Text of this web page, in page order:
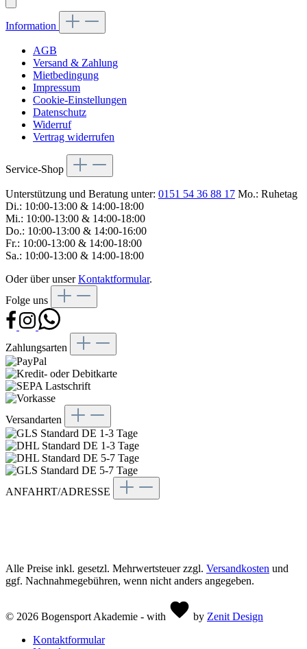
Information
AGB
Versand & Zahlung
Mietbedingung
Impressum
Cookie-Einstellungen
Datenschutz
Widerruf
Vertrag widerrufen
Service-Shop
Unterstützung und Beratung unter: 0151 54 36 88 17 Mo.: Ruhetag
Di.: 10:00-13:00 & 14:00-18:00
Mi.: 10:00-13:00 & 14:00-18:00
Do.: 10:00-13:00 & 14:00-16:00
Fr.: 10:00-13:00 & 14:00-18:00
Sa.: 10:00-13:00 & 14:00-18:00
Oder über unserKontaktformular.
Folge uns
Zahlungsarten
Versandarten
ANFAHRT/ADRESSE
Alle Preise inkl. gesetzl. Mehrwertsteuer zzgl. Versandkosten und
ggf. Nachnahmegebühren, wenn nicht anders angegeben.
© 2026 Bogensport Akademie - with by Zenit Design
Kontaktformular